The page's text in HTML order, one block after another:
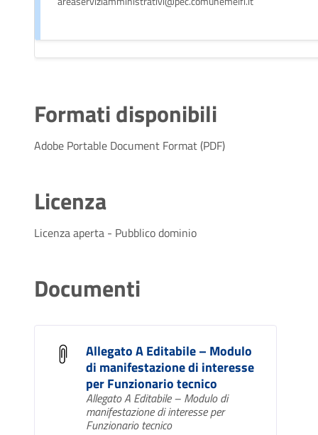
Formati disponibili
Adobe Portable Document Format (PDF)
Licenza
Licenza aperta - Pubblico dominio
Documenti
Allegato A Editabile – Modulo
di manifestazione di interesse
per Funzionario tecnico
Allegato A Editabile – Modulo di
manifestazione di interesse per
Funzionario tecnico